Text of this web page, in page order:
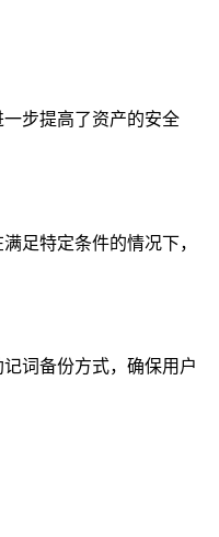
步提高了资产的安全
足特定条件的情况下，
词备份方式，确保用户